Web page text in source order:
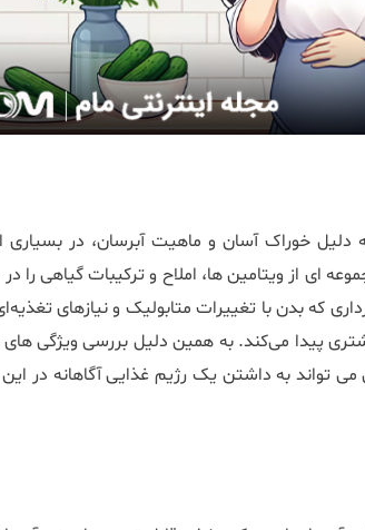
خوراک آسان و ماهیت آبرسان، در بسیاری
‌ای از ویتامین ‌ها، املاح و ترکیبات گیاهی را
که بدن با تغییرات متابولیک و نیازهای
پیدا می‌کند. به همین دلیل بررسی ویژگی‌ های
‌تواند به داشتن یک رژیم غذایی آگاهانه در